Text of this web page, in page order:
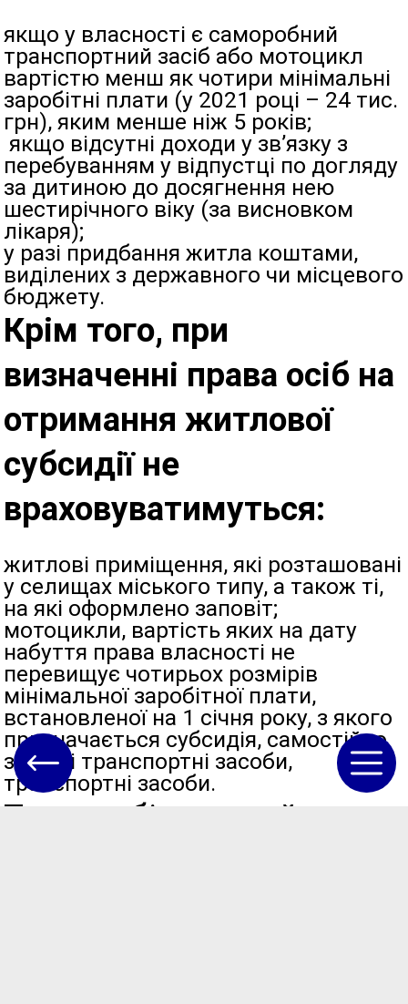
якщо у власності є саморобний
транспортний засіб або мотоцикл
вартістю менш як чотири мінімальні
заробітні плати (у 2021 році – 24 тис.
грн), яким менше ніж 5 років;
якщо відсутні доходи у зв’язку з
перебуванням у відпустці по догляду
за дитиною до досягнення нею
шестирічного віку (за висновком
лікаря);
у разі придбання житла коштами,
виділених з державного чи місцевого
бюджету.
Крім того, при
визначенні права осіб на
отримання житлової
субсидії не
враховуватимуться:
житлові приміщення, які розташовані
у селищах міського типу, а також ті,
на які оформлено заповіт;
мотоцикли, вартість яких на дату
набуття права власності не
перевищує чотирьох розмірів
мінімальної заробітної плати,
встановленої на 1 січня року, з якого
призначається субсидія, самостійно
зібрані транспортні засоби,
транспортні засоби.
Також збільшений